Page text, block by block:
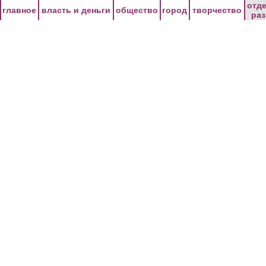
главное власть и деньги общество город творчество